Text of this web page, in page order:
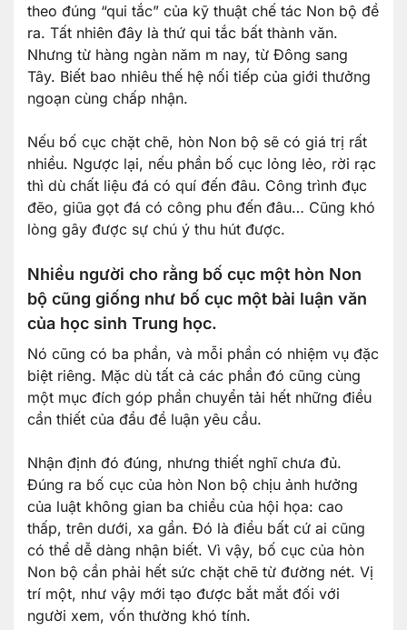
theo đúng “qui tắc” của kỹ thuật chế tác Non bộ đề
ra. Tất nhiên đây là thứ qui tắc bất thành văn.
Nhưng từ hàng ngàn năm m nay, từ Đông sang
Tây. Biết bao nhiêu thế hệ nối tiếp của giới thưởng
ngoạn cùng chấp nhận.
Nếu bố cục chặt chẽ, hòn Non bộ sẽ có giá trị rất
nhiều. Ngược lại, nếu phần bố cục lỏng lẻo, rời rạc
thì dù chất liệu đá có quí đến đâu. Công trình đục
đẽo, giũa gọt đá có công phu đến đâu… Cũng khó
lòng gây được sự chú ý thu hút được.
Nhiều người cho rằng bố cục một hòn Non
bộ cũng giống như bố cục một bài luận văn
của học sinh Trung học.
Nó cũng có ba phần, và mỗi phần có nhiệm vụ đặc
biệt riêng. Mặc dù tất cả các phần đó cũng cùng
một mục đích góp phần chuyển tải hết những điều
cần thiết của đầu đề luận yêu cầu.
Nhận định đó đúng, nhưng thiết nghĩ chưa đủ.
Đúng ra bố cục của hòn Non bộ chịu ảnh hưởng
của luật không gian ba chiều của hội họa: cao
thấp, trên dưới, xa gần. Đó là điều bất cứ ai cũng
có thể dễ dàng nhận biết. Vì vậy, bố cục của hòn
Non bộ cần phải hết sức chặt chẽ từ đường nét. Vị
trí một, như vậy mới tạo được bắt mắt đối với
người xem, vốn thường khó tính.